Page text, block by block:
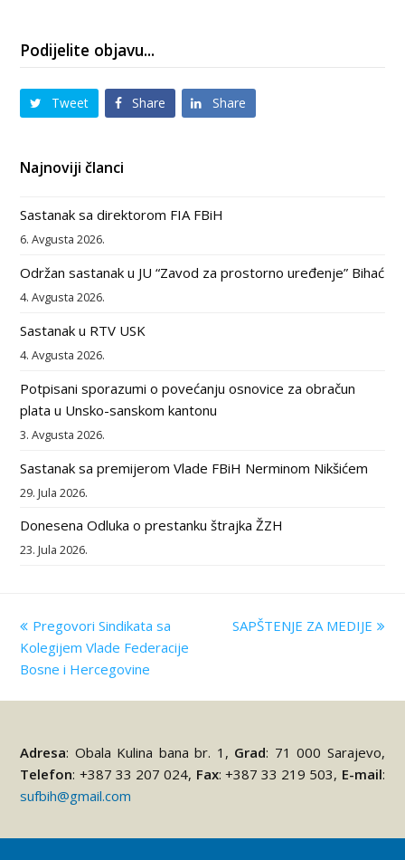
Podijelite objavu...
Tweet Share Share
Najnoviji članci
Sastanak sa direktorom FIA FBiH
6. Avgusta 2026.
Održan sastanak u JU “Zavod za prostorno uređenje” Bihać
4. Avgusta 2026.
Sastanak u RTV USK
4. Avgusta 2026.
Potpisani sporazumi o povećanju osnovice za obračun
plata u Unsko-sanskom kantonu
3. Avgusta 2026.
Sastanak sa premijerom Vlade FBiH Nerminom Nikšićem
29. Jula 2026.
Donesena Odluka o prestanku štrajka ŽZH
23. Jula 2026.
previous
post:
Pregovori Sindikata sa
Kolegijem Vlade Federacije
Bosne i Hercegovine
next
SAPŠTENJE ZA MEDIJE
Adresa: Obala Kulina bana br. 1, Grad: 71 000 Sarajevo,
Telefon: +387 33 207 024, Fax: +387 33 219 503, E-mail:
sufbih@gmail.com